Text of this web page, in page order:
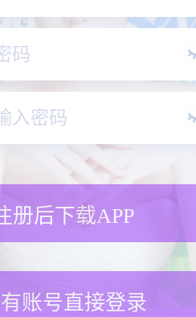
册后下载APP
账号直接登录